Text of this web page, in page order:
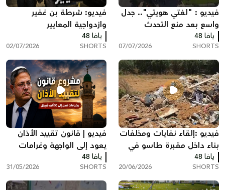
فيديو : "لغتي هويتي".. جدل
واسع بعد منع التحدث
بالعربية في مكان عمل بيافا
يافا 48
SHORTS
07/07/2026
فيديو: شرطة بن غفير
وازدواجية المعايير
يافا 48
SHORTS
02/07/2026
فيديو :إلقاء نفايات ومخلفات
بناء داخل مقبرة طاسو في
يافا يثير استياءً واسعاً
يافا 48
SHORTS
20/06/2026
فيديو | قانون تقييد الأذان
يعود إلى الواجهة وغرامات
مالية مشددة للمخالفين
يافا 48
SHORTS
31/05/2026